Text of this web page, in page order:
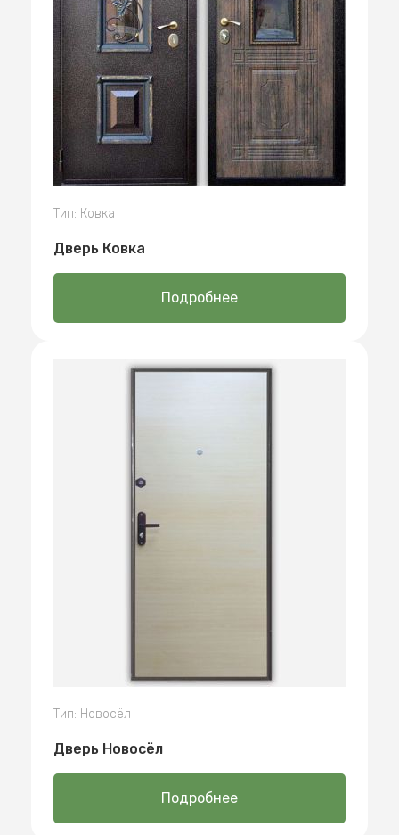
Тип: Ковка
Дверь Ковка
Подробнее
Тип: Новосёл
Дверь Новосёл
Подробнее